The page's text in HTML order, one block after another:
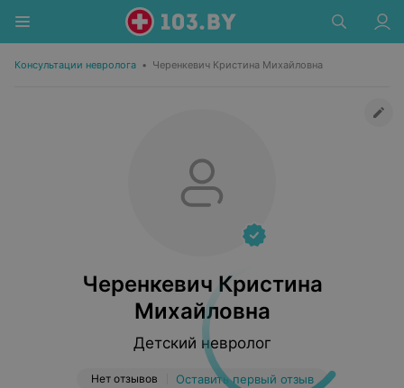
Консультации невролога • Черенкевич Кристина Михайловна
Черенкевич Кристина
Михайловна
Детский невролог
Нет отзывов Оставить первый отзыв